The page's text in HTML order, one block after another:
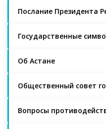
Послание Президента
Государственные
Об Астане
Общественный совет
Вопросы